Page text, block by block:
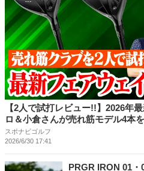
【2人で試打レビュー!!】2026年
ロ＆小倉さんが売れ筋モデル4本
スポナビゴルフ
2026/6/30 17:41
PRGR IRON 01